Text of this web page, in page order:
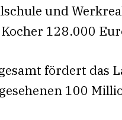
und
128.000
fördert das
100